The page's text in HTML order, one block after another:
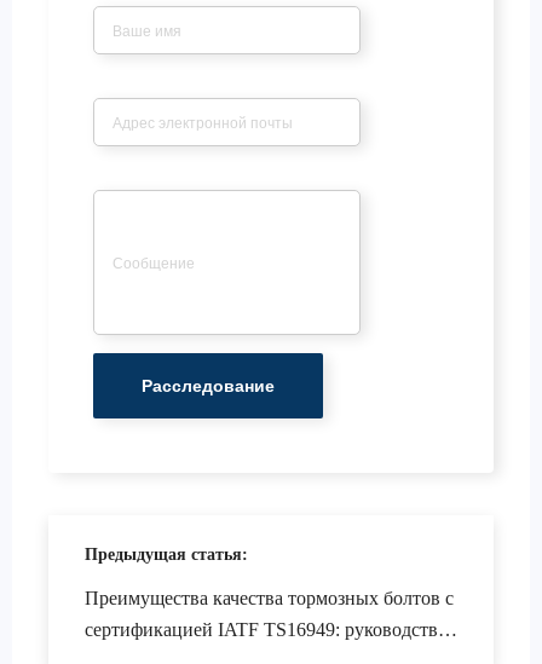
Предыдущая статья:
Преимущества качества тормозных болтов с
сертификацией IATF TS16949: руководство